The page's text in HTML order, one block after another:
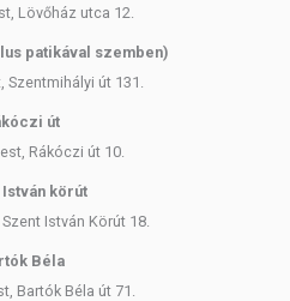
Lövőház utca 12.
patikával szemben)
Szentmihályi út 131.
út
Rákóczi út 10.
István körút
István Körút 18.
Béla
Bartók Béla út 71.